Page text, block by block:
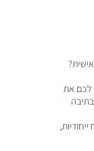
לכם את